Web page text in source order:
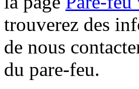
trouverez des
de nous
du pare-feu.